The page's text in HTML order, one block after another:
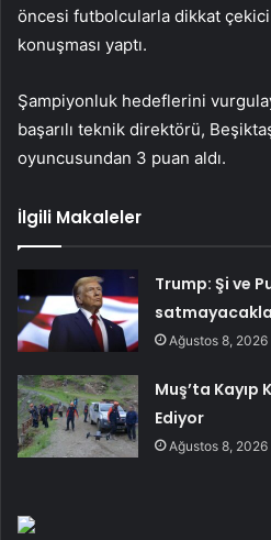
öncesi futbolcularla dikkat
konuşması yaptı.
Şampiyonluk hedeflerini
başarılı teknik direktörü,
oyuncusundan 3 puan aldı.
İlgili Makaleler
Trump: Şi ve
Ağustos 8, 2026
Muş’ta Kayıp
Ediyor
Ağustos 8, 2026